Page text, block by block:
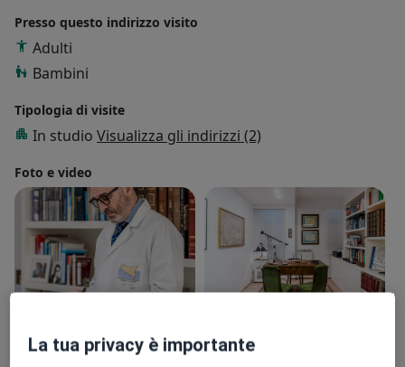
Presso questo indirizzo visito
Adulti
Bambini
Tipologia di visite
In studio Visualizza gli indirizzi (2)
Foto e video
Visualizza galleria (12)
La tua privacy è importante